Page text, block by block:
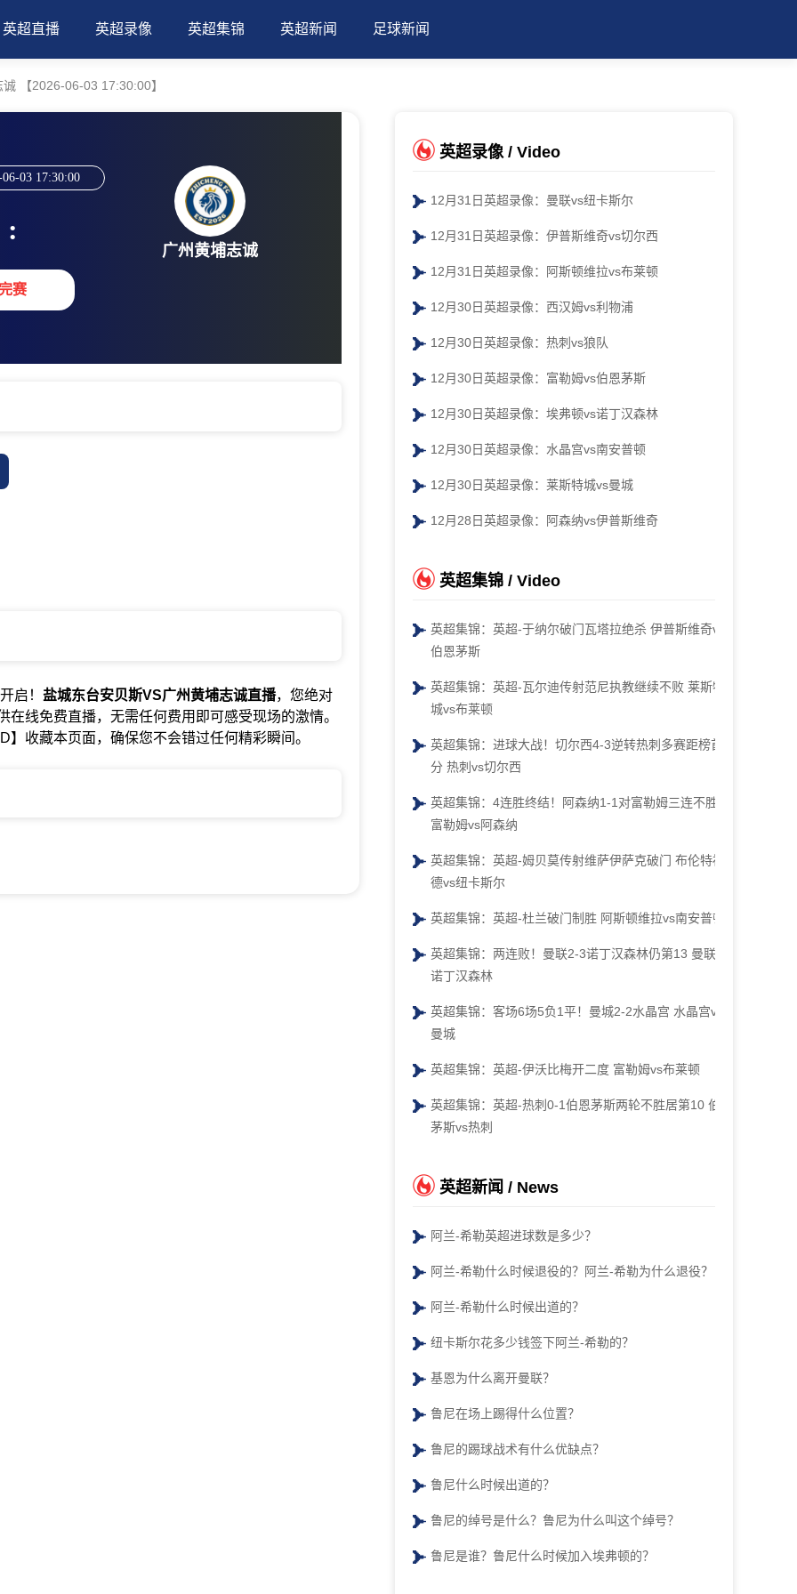
英超直播 英超录像 英超集锦 英超新闻 足球新闻
【2026-06-03 17:30:00】
06-03 17:30:00
:
赛
广州黄埔志诚
启！ 盐城东台安贝斯VS广州黄埔志诚直播，您绝对
线免费直播，无需任何费用即可感受现场的激情。
收藏本页面，确保您不会错过任何精彩瞬间。
英超录像 / Video
12月31日英超录像：曼联vs纽卡斯尔
12月31日英超录像：伊普斯维奇vs切尔西
12月31日英超录像：阿斯顿维拉vs布莱顿
12月30日英超录像：西汉姆vs利物浦
12月30日英超录像：热刺vs狼队
12月30日英超录像：富勒姆vs伯恩茅斯
12月30日英超录像：埃弗顿vs诺丁汉森林
12月30日英超录像：水晶宫vs南安普顿
12月30日英超录像：莱斯特城vs曼城
12月28日英超录像：阿森纳vs伊普斯维奇
英超集锦 / Video
英超集锦：英超-于纳尔破门瓦塔拉绝杀 伊普斯维奇vs
伯恩茅斯
英超集锦：英超-瓦尔迪传射范尼执教继续不败 莱斯特
城vs布莱顿
英超集锦：进球大战！切尔西4-3逆转热刺多赛距榜首4
分 热刺vs切尔西
英超集锦：4连胜终结！阿森纳1-1对富勒姆三连不胜
富勒姆vs阿森纳
英超集锦：英超-姆贝莫传射维萨伊萨克破门 布伦特福
德vs纽卡斯尔
英超集锦：英超-杜兰破门制胜 阿斯顿维拉vs南安普顿
英超集锦：两连败！曼联2-3诺丁汉森林仍第13 曼联vs
诺丁汉森林
英超集锦：客场6场5负1平！曼城2-2水晶宫 水晶宫vs
曼城
英超集锦：英超-伊沃比梅开二度 富勒姆vs布莱顿
英超集锦：英超-热刺0-1伯恩茅斯两轮不胜居第10 伯恩
茅斯vs热刺
英超新闻 / News
阿兰-希勒英超进球数是多少？
阿兰-希勒什么时候退役的？阿兰-希勒为什么退役？
阿兰-希勒什么时候出道的？
纽卡斯尔花多少钱签下阿兰-希勒的？
基恩为什么离开曼联？
鲁尼在场上踢得什么位置？
鲁尼的踢球战术有什么优缺点？
鲁尼什么时候出道的？
鲁尼的绰号是什么？鲁尼为什么叫这个绰号？
鲁尼是谁？鲁尼什么时候加入埃弗顿的？